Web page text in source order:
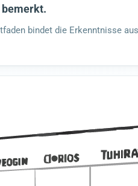
bemerkt.
bindet die Erkenntnisse